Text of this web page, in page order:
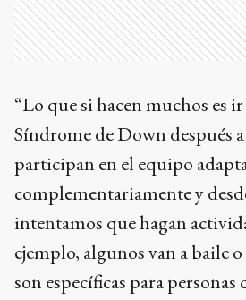
“Lo que si hacen muchos es
Síndrome de Down después
participan en el equipo
complementariamente y
intentamos que hagan
ejemplo, algunos van a baile
son específicas para